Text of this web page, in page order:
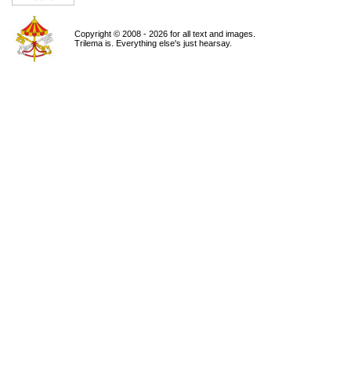
Copyright © 2008 - 2026 for all text and images.
Trilema is. Everything else's just hearsay.